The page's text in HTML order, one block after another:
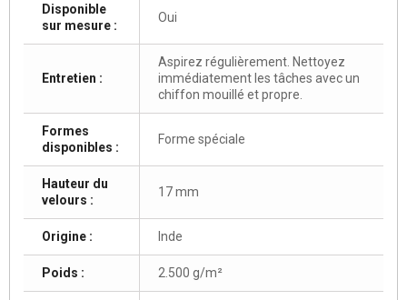
Disponible
sur mesure :
Oui
Entretien :
Aspirez régulièrement. Nettoyez
immédiatement les tâches avec un
chiffon mouillé et propre.
Formes
disponibles :
Forme spéciale
Hauteur du
velours :
17 mm
Origine : Inde
Poids : 2.500 g/m²